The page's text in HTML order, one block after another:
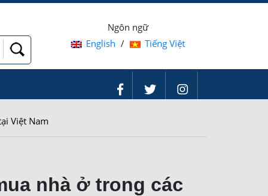
Ngôn ngữ
English / Tiếng Việt
Việt Nam
nhà ở trong các